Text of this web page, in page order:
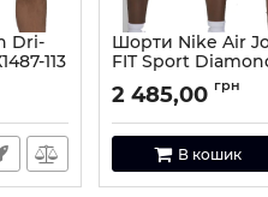
Dri-
113
Шорти Nike Air
FIT Sport
Артикул: DX1487-100-S
2 485,00 грн
В кошик